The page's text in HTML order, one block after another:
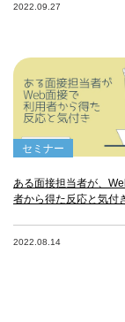
2022.09.27
セミナー
ある面接担当者が、
者から得た反応と気付
2022.08.14